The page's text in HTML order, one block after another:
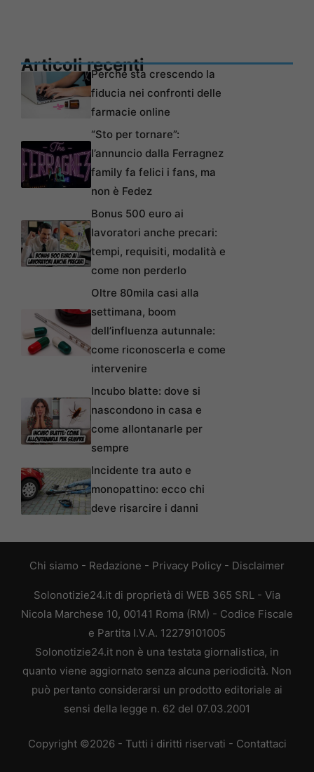
Articoli recentiPerché sta crescendo la
fiducia nei confronti delle
farmacie online
“Sto per tornare”:
l’annuncio dalla Ferragnez
family fa felici i fans, ma
non è Fedez
Bonus 500 euro ai
lavoratori anche precari:
tempi, requisiti, modalità e
come non perderlo
Oltre 80mila casi alla
settimana, boom
dell’influenza autunnale:
come riconoscerla e come
intervenire
Incubo blatte: dove si
nascondono in casa e
come allontanarle per
sempre
Incidente tra auto e
monopattino: ecco chi
deve risarcire i danni
Chi siamo - Redazione - Privacy Policy - Disclaimer
Solonotizie24.it di proprietà di WEB 365 SRL - Via
Nicola Marchese 10, 00141 Roma (RM) - Codice Fiscale
e Partita I.V.A. 12279101005
Solonotizie24.it non è una testata giornalistica, in
quanto viene aggiornato senza alcuna periodicità. Non
può pertanto considerarsi un prodotto editoriale ai
sensi della legge n. 62 del 07.03.2001
Copyright ©2026 - Tutti i diritti riservati - Contattaci